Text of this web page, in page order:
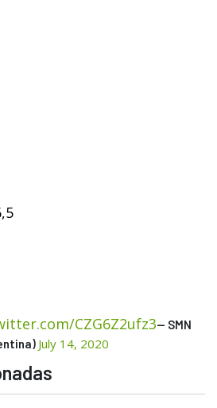
CZG6Z2ufz3— SMN
July 14, 2020